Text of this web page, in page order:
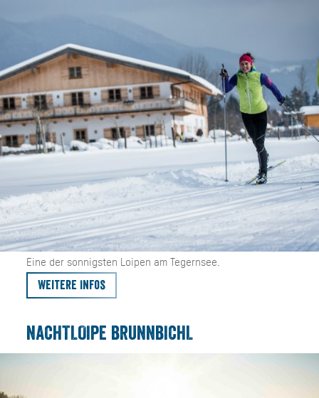
Eine der sonnigsten Loipen am Tegernsee.
Weitere Infos
NACHTLOIPE BRUNNBICHL